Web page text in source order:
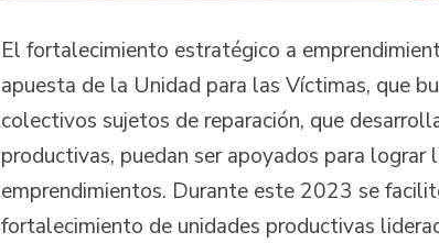
El fortalecimiento estratégico a
apuesta de la Unidad para las Víctimas, que
colectivos sujetos de reparación, que
productivas, puedan ser apoyados para lograr
emprendimientos. Durante este 2023 se
fortalecimiento de unidades productivas